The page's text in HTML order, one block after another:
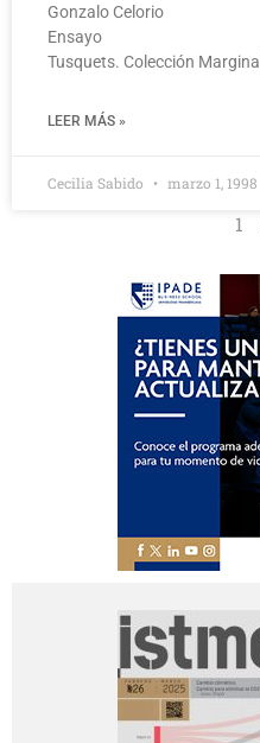
Gonzalo Celorio
Ensayo
Tusquets. Colección
LEER MÁS »
Cecilia Sabido marzo 1, 1998
1